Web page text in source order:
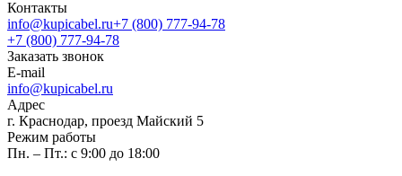
Контакты
info@kupicabel.ru+7 (800) 777-94-78
+7 (800) 777-94-78
Заказать звонок
E-mail
info@kupicabel.ru
Адрес
г. Краснодар, проезд Майский 5
Режим работы
Пн. – Пт.: с 9:00 до 18:00